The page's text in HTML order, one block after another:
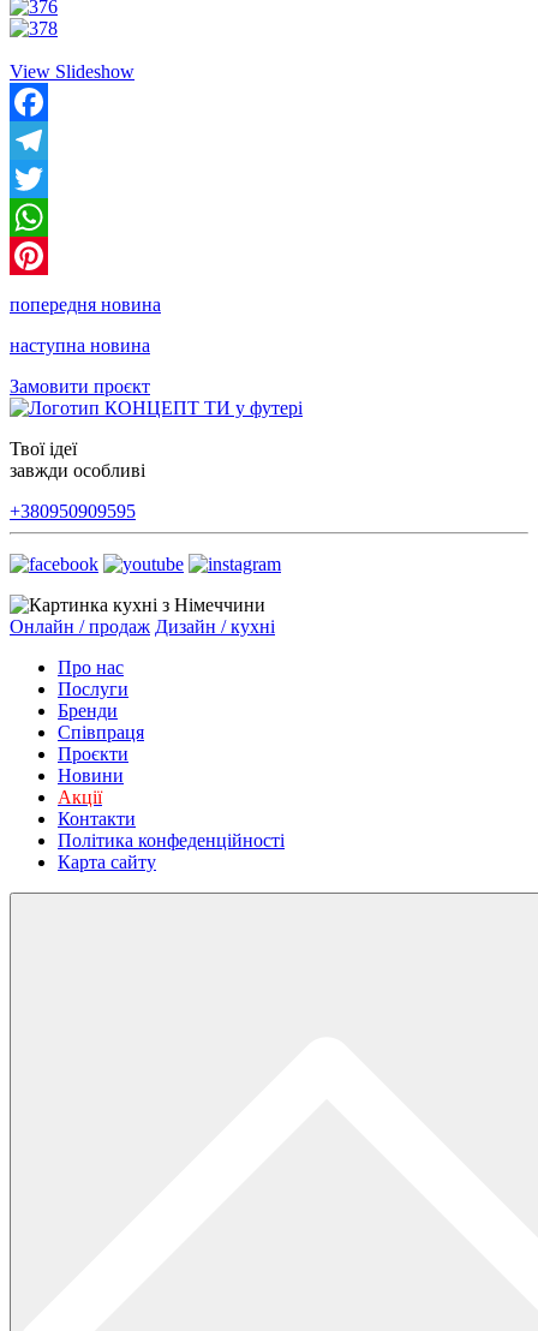
View Slideshow
Facebook
Telegram
Twitter
WhatsApp
попередня новина
наступна новина
Замовити проєкт
Твої ідеї
завжди особливі
+380950909595
Онлайн / продаж Дизайн / кухні
Про нас
Послуги
Бренди
Співпраця
Проєкти
Новини
Акції
Контакти
Політика конфеденційності
Карта сайту